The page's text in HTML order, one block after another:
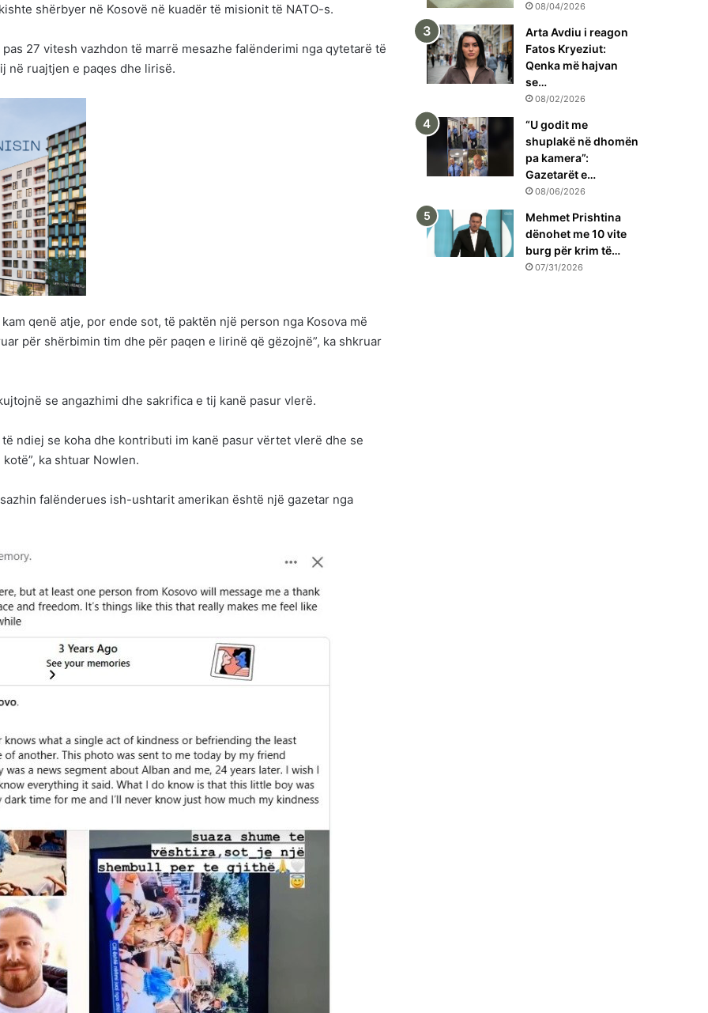
shërbyer në Kosovë në kuadër të misionit të NATO-s.
27 vitesh vazhdon të marrë mesazhe falënderimi nga qytetarë të
në ruajtjen e paqes dhe lirisë.
qenë atje, por ende sot, të paktën një person nga Kosova më
për shërbimin tim dhe për paqen e lirinë që gëzojnë”, ka shkruar
se angazhimi dhe sakrifica e tij kanë pasur vlerë.
ndiej se koha dhe kontributi im kanë pasur vërtet vlerë dhe se
ka shtuar Nowlen.
falënderues ish-ushtarit amerikan është një gazetar nga
08/04/2026
Arta Avdiu i reagon
Fatos Kryeziut:
Qenka më hajvan
se…
08/02/2026
“U godit me
shuplakë në dhomën
pa kamera”:
Gazetarët e…
08/06/2026
Mehmet Prishtina
dënohet me 10 vite
burg për krim të…
07/31/2026